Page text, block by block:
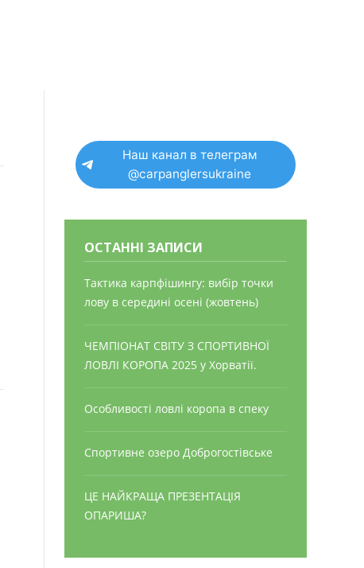
Наш канал в телеграм
@carpanglersukraine
ОСТАННІ ЗАПИСИ
Тактика карпфішингу: вибір точки
лову в середині осені (жовтень)
ЧЕМПІОНАТ СВІТУ З СПОРТИВНОЇ
ЛОВЛІ КОРОПА 2025 у Хорватії.
Особливості ловлі коропа в спеку
Спортивне озеро Доброгостівське
ЦЕ НАЙКРАЩА ПРЕЗЕНТАЦІЯ
ОПАРИША?